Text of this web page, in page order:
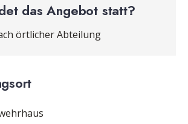
das Angebot statt?
örtlicher Abteilung